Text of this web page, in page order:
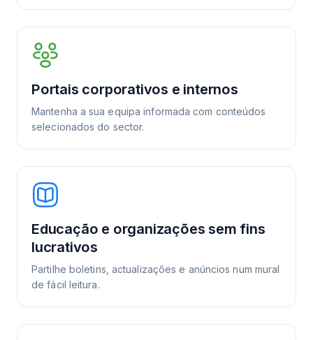
Portais corporativos e internos
Mantenha a sua equipa informada com conteúdos
selecionados do sector.
Educação e organizações sem fins
lucrativos
Partilhe boletins, actualizações e anúncios num mural
de fácil leitura.